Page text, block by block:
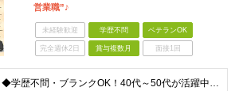
営業職”♪
未経験歓迎 学歴不問 ベテランOK
完全週休2日 賞与複数月 面接1回
◆学歴不問・ブランクOK！40代～50代が活躍中 ◆何かしらの営業経験がある方 ◆普通自動車免許(AT限定可) できるだけ多くの方とお会いしたいと考えています。 ぜひご応募いただければと思います!